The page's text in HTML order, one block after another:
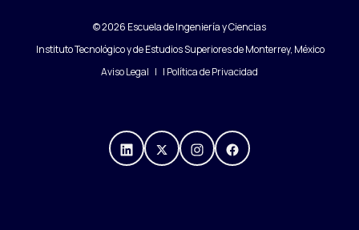
© 2026 Escuela de Ingeniería y Ciencias
Instituto Tecnológico y de Estudios Superiores de Monterrey, México
Aviso Legal
| Política de Privacidad
https://mx.linkedin.com/
https://x.com/
https://https://